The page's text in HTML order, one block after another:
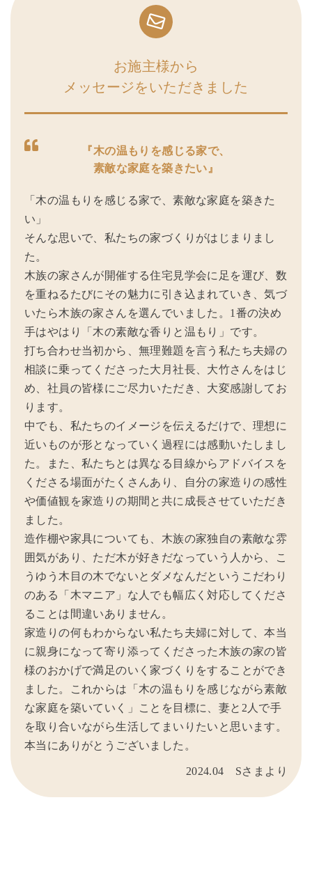
お施主様から
メッセージをいただきました
『木の温もりを感じる家で、
素敵な家庭を築きたい』
「木の温もりを感じる家で、素敵な家庭を築きた
い」
そんな思いで、私たちの家づくりがはじまりまし
た。
木族の家さんが開催する住宅見学会に足を運び、数
を重ねるたびにその魅力に引き込まれていき、気づ
いたら木族の家さんを選んでいました。1番の決め
手はやはり「木の素敵な香りと温もり」です。
打ち合わせ当初から、無理難題を言う私たち夫婦の
相談に乗ってくださった大月社長、大竹さんをはじ
め、社員の皆様にご尽力いただき、大変感謝してお
ります。
中でも、私たちのイメージを伝えるだけで、理想に
近いものが形となっていく過程には感動いたしまし
た。また、私たちとは異なる目線からアドバイスを
くださる場面がたくさんあり、自分の家造りの感性
や価値観を家造りの期間と共に成長させていただき
ました。
造作棚や家具についても、木族の家独自の素敵な雰
囲気があり、ただ木が好きだなっていう人から、こ
うゆう木目の木でないとダメなんだというこだわり
のある「木マニア」な人でも幅広く対応してくださ
ることは間違いありません。
家造りの何もわからない私たち夫婦に対して、本当
に親身になって寄り添ってくださった木族の家の皆
様のおかげで満足のいく家づくりをすることができ
ました。これからは「木の温もりを感じながら素敵
な家庭を築いていく」ことを目標に、妻と2人で手
を取り合いながら生活してまいりたいと思います。
本当にありがとうございました。
2024.04 Sさまより